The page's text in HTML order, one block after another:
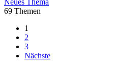
Neues Thema
69 Themen
1
2
3
Nächste